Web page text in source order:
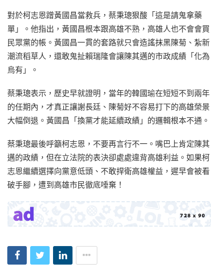
對於柯志恩蹭黃國昌當救兵，蔡秉璁狠酸「這是請鬼拿藥
單」。他指出，黃國昌根本跟高雄不熟，高雄人也不會會買
民眾黨的帳。黃國昌一貫的套路就只會造謠抹黑陳菊、紮新
潮流稻草人，還敢鬼扯賴瑞隆會讓陳其邁的市政成績「化為
烏有」。
蔡秉璁表示，歷史早就證明，當年的韓國瑜在短短不到兩年
的任期內，才真正讓謝長廷、陳菊好不容易打下的高雄榮景
大幅倒退。黃國昌「換黨才能延續政績」的邏輯根本不通。
蔡秉璁最後呼籲柯志恩，不要再言行不一。嘴巴上肯定陳其
邁的政績，但在立法院的表決卻處處違背高雄利益。如果柯
志恩繼續選擇向黨意低頭、不敢捍衛高雄權益，遲早會被看
破手腳，遭到高雄市民徹底唾棄！